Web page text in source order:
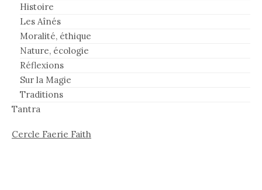
Histoire
Les Aînés
Moralité, éthique
Nature, écologie
Réflexions
Sur la Magie
Traditions
Tantra
Cercle Faerie Faith